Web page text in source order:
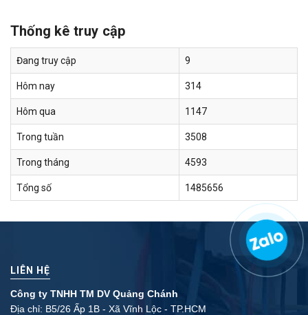
Thống kê truy cập
Đang truy cập 9
Hôm nay 314
Hôm qua 1147
Trong tuần 3508
Trong tháng 4593
Tổng số 1485656
LIÊN HỆ
Công ty TNHH TM DV Quảng Chánh
Địa chỉ: B5/26 Ấp 1B - Xã Vĩnh Lộc - TP.HCM